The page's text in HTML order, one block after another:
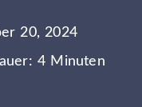
20, 2024
4 Minuten